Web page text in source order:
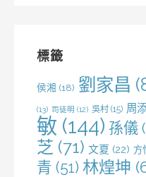
標籤
侯湘 (18) 劉家昌
(13) 司徒明 (12) 吳村 (15) 周
敏 (144) 孫儀
芝 (71) 文夏 (22) 方
青 (51) 林煌坤